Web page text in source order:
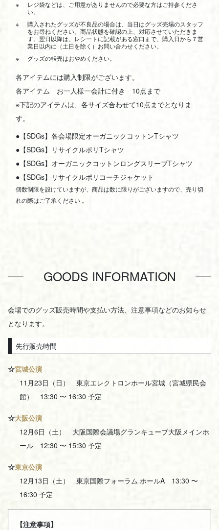
レジ袋などは、ご用意がありませんので必要な方はご持参くださ
い。
購入されたグッズが不良品の場合は、当日はグッズ売場のスタッフ
をお尋ねください。商品状態を確認の上、対応させていただきま
す。翌日以降は、レシートに記載がある窓口まで、購入日から７営
業日以内に（土日を除く）お問い合わせください。
グッズの転売はおやめください。
各アイテムには購入制限がございます。
各アイテム お一人様一会計に付き 10点まで
※下記のアイテムは、各サイズ合わせて10点までとなりま
す。
●【SDGs】各会場限定オーガニックコットンTシャツ
●【SDGs】リサイクルポリTシャツ
●【SDGs】オーガニックコットンロングスリーブTシャツ
●【SDGs】リサイクルポリコーチジャケット
個数制限を設けていますが、商品は数に限りがございますので、売り切
れの際はご了承ください 。
GOODS INFORMATION
会場でのグッズ販売時間や支払い方法、注意事項などのお知らせ
となります。
先行販売時間
☆宮城公演
11月23日（日） 東京エレクトロンホール宮城（宮城県民会
館） 13:30 〜 16:30 予定
☆大阪公演
12月6日（土） 大阪国際会議場グランキューブ大阪メインホ
ール 12:30 〜 15:30 予定
☆東京公演
12月13日（土） 東京国際フォーラム ホールA 13:30 〜
16:30 予定
【注意事項】